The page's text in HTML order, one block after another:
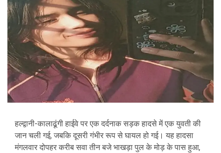
हल्द्वानी-कालाढूंगी हाईवे पर एक दर्दनाक सड़क हादसे में एक युवती की
जान चली गई, जबकि दूसरी गंभीर रूप से घायल हो गई। यह हादसा
मंगलवार दोपहर करीब सवा तीन बजे भाखड़ा पुल के मोड़ के पास हुआ,